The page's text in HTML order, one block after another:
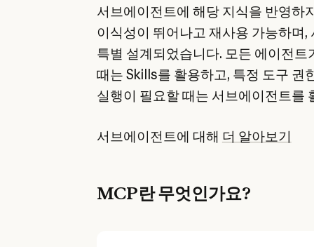
서브에이전트에 해당 지식을 반영하
이식성이 뛰어나고 재사용 가능하며
특별 설계되었습니다. 모든 에이전
때는 Skills를 활용하고, 특정 도구 권
실행이 필요할 때는 서브에이전트를
서브에이전트에 대해 더 알아보기
MCP란 무엇인가요?